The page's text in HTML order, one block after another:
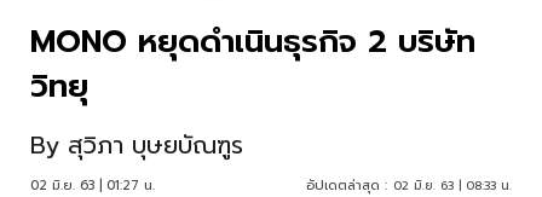
MONO หยุดดำเนินธุรกิจ 2 บริษัท
วิทยุ
By สุวิภา บุษยบัณฑูร
02 มิ.ย. 63 | 01:27 น. อัปเดตล่าสุด : 02 มิ.ย. 63 | 08:33 น.